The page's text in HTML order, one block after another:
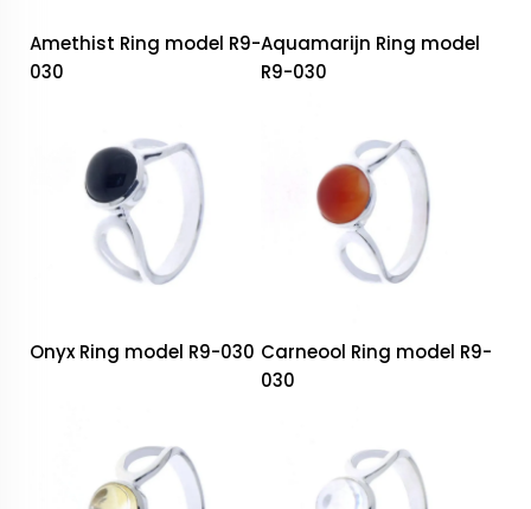
Amethist Ring model R9-
030
Aquamarijn Ring model
R9-030
Onyx Ring model R9-030 Carneool Ring model R9-
030